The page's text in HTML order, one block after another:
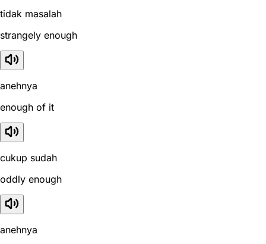
tidak masalah
strangely enough
anehnya
enough of it
cukup sudah
oddly enough
anehnya